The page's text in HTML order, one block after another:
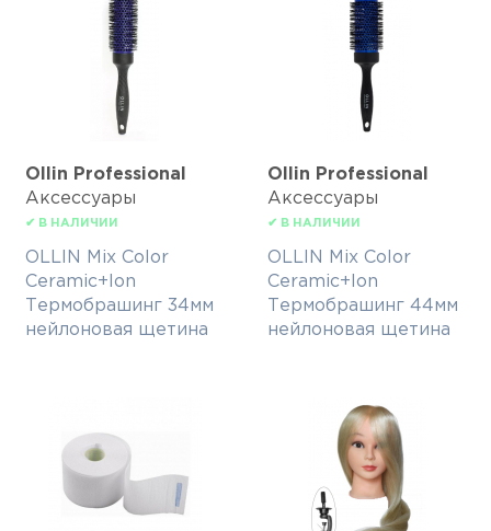
Ollin Professional
Аксессуары
✔ В НАЛИЧИИ
OLLIN Mix Color
Ceramic+Ion
Термобрашинг 34мм
нейлоновая щетина
Ollin Professional
Аксессуары
✔ В НАЛИЧИИ
OLLIN Mix Color
Ceramic+Ion
Термобрашинг 44мм
нейлоновая щетина